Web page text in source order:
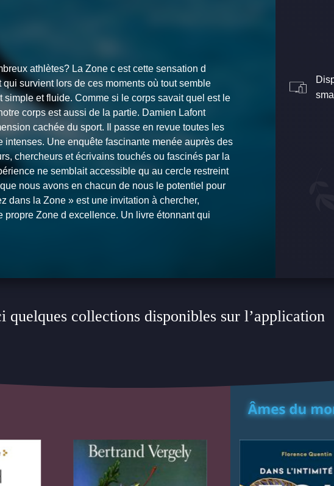
athlètes? La Zone c est cette sensation d
survient lors de ces moments où tout semble
et fluide. Comme si le corps savait quel est le
corps est aussi de la partie. Damien Lafont
cachée du sport. Il passe en revue toutes les
Une enquête fascinante menée auprès des
chercheurs et écrivains touchés ou fascinés par la
ne semblait accessible qu au cercle restreint
nous avons en chacun de nous le potentiel pour
dans la Zone » est une invitation à chercher,
propre Zone d excellence. Un livre étonnant qui
quelques collections disponibles sur l’application